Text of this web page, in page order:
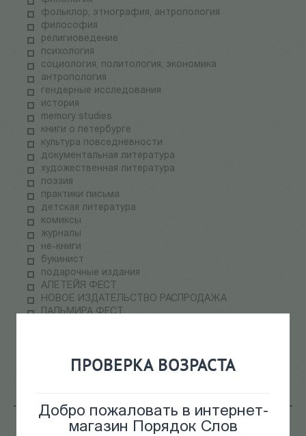
ПРОВЕРКА ВОЗРАСТА
Добро пожаловать в интернет-
магазин Порядок Слов
фольклор, этнография, антропология
философия
религиоведение
психология
социология, политология, экономика
антропология
гендерные исследования
история
memory studies
книги о петербурге
культура повседневности
документальная литература
художественная литература
поэзия
практики письма
детская литература
комиксы
журналы
не-книги
букинист
подарочные издания
АЛЕТЕЙЯ ФЕСТ
НОВОЕ ИЗДАТЕЛЬСТВО РАСПРОДАЖА
ПАЛЬМИРА ФЕСТ
научпоп